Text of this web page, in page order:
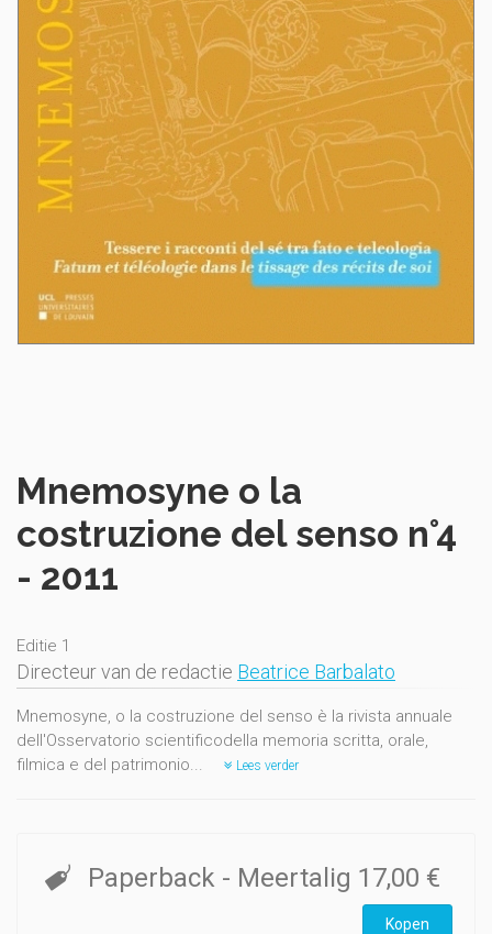
Mnemosyne o la
costruzione del senso n°4
- 2011
Editie 1
Directeur van de redactie Beatrice Barbalato
Mnemosyne, o la costruzione del senso è la rivista annuale
dell'Osservatorio scientificodella memoria scritta, orale,
filmica e del patrimonio...
Lees verder
Paperback - Meertalig 17,00 €
Kopen